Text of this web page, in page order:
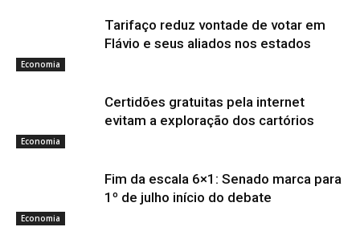
Economia
Tarifaço reduz vontade de votar em
Flávio e seus aliados nos estados
Economia
Certidões gratuitas pela internet
evitam a exploração dos cartórios
Economia
Fim da escala 6×1: Senado marca para
1º de julho início do debate